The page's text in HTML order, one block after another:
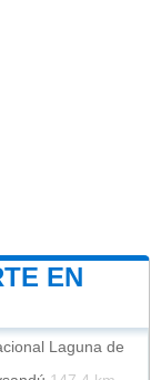
EN
Laguna de